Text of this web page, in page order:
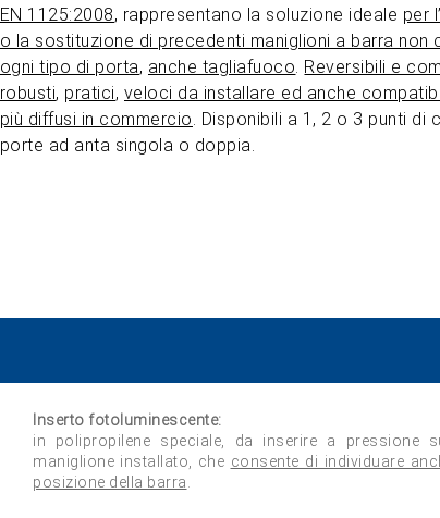
EN 1125:2008, rappresentano la soluzione ideale per
o la sostituzione di precedenti maniglioni a barra non
ogni tipo di porta, anche tagliafuoco. Reversibili e
robusti, pratici, veloci da installare ed anche
più diffusi in commercio. Disponibili a 1, 2 o 3 punti di
porte ad anta singola o doppia.
Inserto fotoluminescente:
in polipropilene speciale, da inserire a pressione
maniglione installato, che consente di individuare
posizione della barra